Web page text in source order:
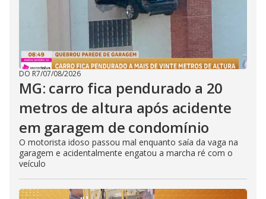
DO R7/07/08/2026
MG: carro fica pendurado a 20
metros de altura após acidente
em garagem de condomínio
O motorista idoso passou mal enquanto saía da vaga na
garagem e acidentalmente engatou a marcha ré com o
veículo